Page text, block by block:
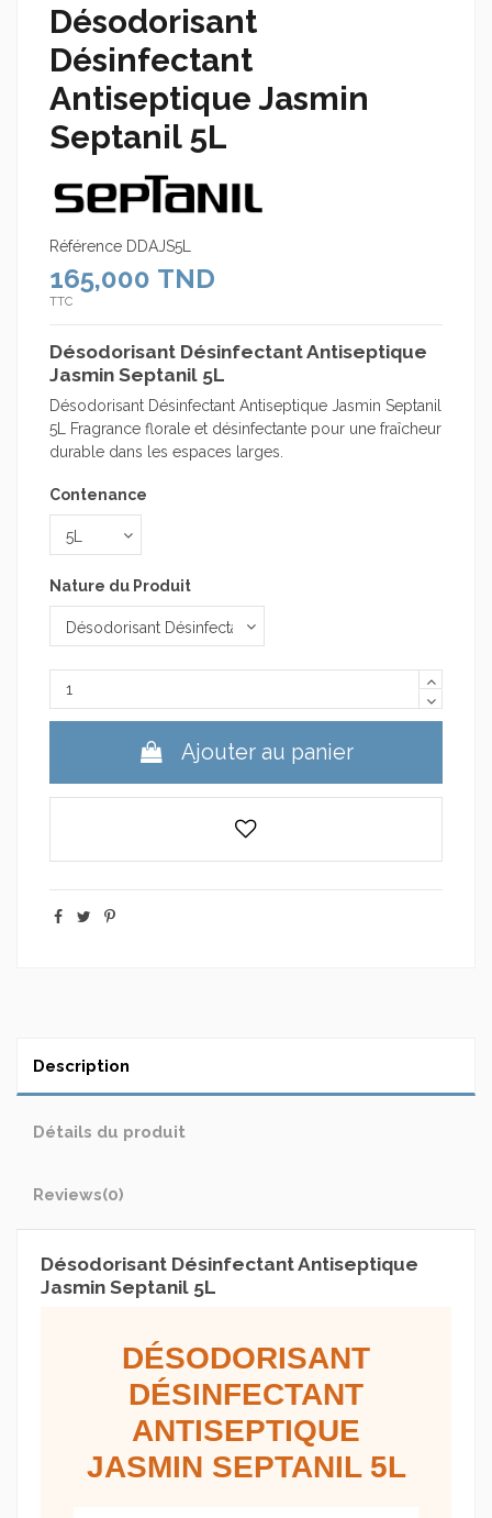
Désodorisant
Désinfectant
Antiseptique Jasmin
Septanil 5L
Référence DDAJS5L
165,000 TND
TTC
Désodorisant Désinfectant Antiseptique
Jasmin Septanil 5L
Désodorisant Désinfectant Antiseptique Jasmin Septanil
5L Fragrance florale et désinfectante pour une fraîcheur
durable dans les espaces larges.
Contenance
Nature du Produit
Ajouter au panier
Description
Détails du produit
Reviews(0)
Désodorisant Désinfectant Antiseptique
Jasmin Septanil 5L
DÉSODORISANT
DÉSINFECTANT
ANTISEPTIQUE
JASMIN SEPTANIL 5L